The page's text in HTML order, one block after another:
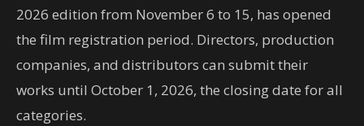
2026 edition from November 6 to 15, has opened
the film registration period. Directors, production
companies, and distributors can submit their
works until October 1, 2026, the closing date for all
categories.